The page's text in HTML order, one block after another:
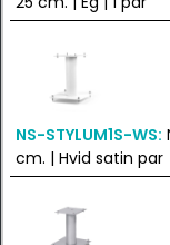
NS-STYLUM1S-WS:
cm. | Hvid satin par